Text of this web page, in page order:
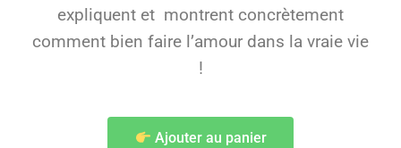
expliquent et montrent concrètement
comment bien faire l’amour dans la vraie vie
!
Ajouter au panier